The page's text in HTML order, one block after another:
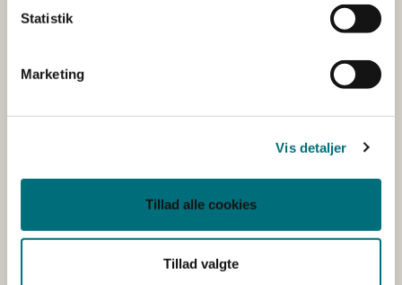
Statistik
Marketing
Vis detaljer
Tillad alle cookies
Tillad valgte
Søg om overdragelse